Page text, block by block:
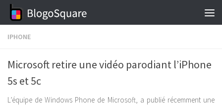
Skip to content
IPHONE
Microsoft retire une vidéo parodiant l’iPhone
5s et 5c
L’équipe de Windows Phone de Microsoft, a publié récemment une